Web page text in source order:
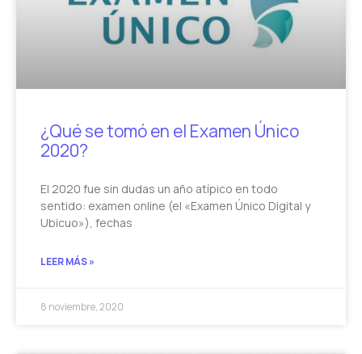
¿Qué se tomó en el Examen Único
2020?
El 2020 fue sin dudas un año atípico en todo
sentido: examen online (el «Examen Único Digital y
Ubicuo»), fechas
LEER MÁS »
8 noviembre, 2020